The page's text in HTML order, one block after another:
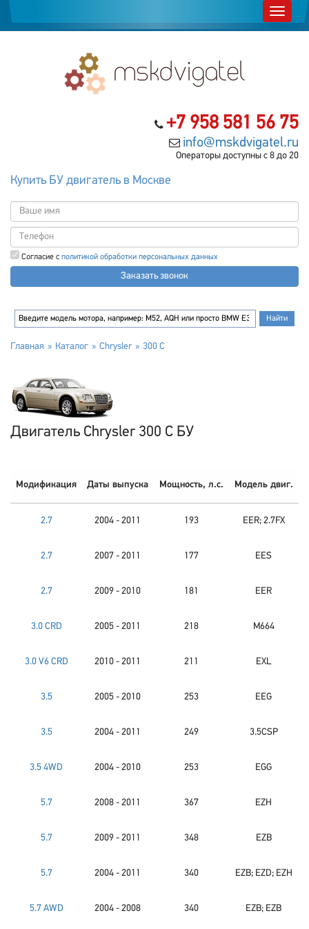
+7 958 581 56 75
info@mskdvigatel.ru
Операторы доступны с 8 до 20
Купить БУ двигатель в Москве
Согласие с политикой обработки персональных данных
Заказать звонок
Главная Каталог Chrysler 300 C
Двигатель Chrysler 300 C БУ
Модификация Даты выпуска Мощность, л.с. Модель двиг.
2.7 2004 - 2011 193 EER; 2.7FX
2.7 2007 - 2011 177 EES
2.7 2009 - 2010 181 EER
3.0 CRD 2005 - 2011 218 M664
3.0 V6 CRD 2010 - 2011 211 EXL
3.5 2005 - 2010 253 EEG
3.5 2004 - 2011 249 3.5CSP
3.5 4WD 2004 - 2010 253 EGG
5.7 2008 - 2011 367 EZH
5.7 2009 - 2011 348 EZB
5.7 2004 - 2011 340 EZB; EZD; EZH
5.7 AWD 2004 - 2008 340 EZB; EZB